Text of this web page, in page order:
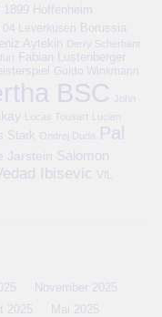
1899 Hoffenheim
04 Leverkusen
Borussia
Aytekin Derry Scherhant
Fabian Lustenberger
Guido Winkmann
BSC
John
Lucas Tousart Lucien
Stark Ondrej Duda Pal
Jarstein Salomon
Ibisevic
VfL
November 2025
2025
Mai 2025